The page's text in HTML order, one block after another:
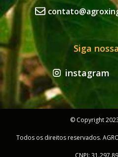
Siga
instagram
© Copyright
Todos os direitos reservados. AGRO
CNPJ: